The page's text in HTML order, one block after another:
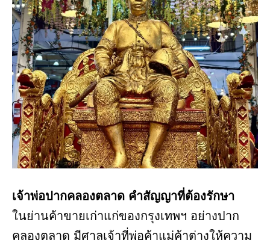
เจ้าพ่อปากคลองตลาด คำสัญญาที่ต้องรักษา
ในย่านค้าขายเก่าแก่ของกรุงเทพฯ อย่างปาก
คลองตลาด มีศาลเจ้าที่พ่อค้าแม่ค้าต่างให้ความ